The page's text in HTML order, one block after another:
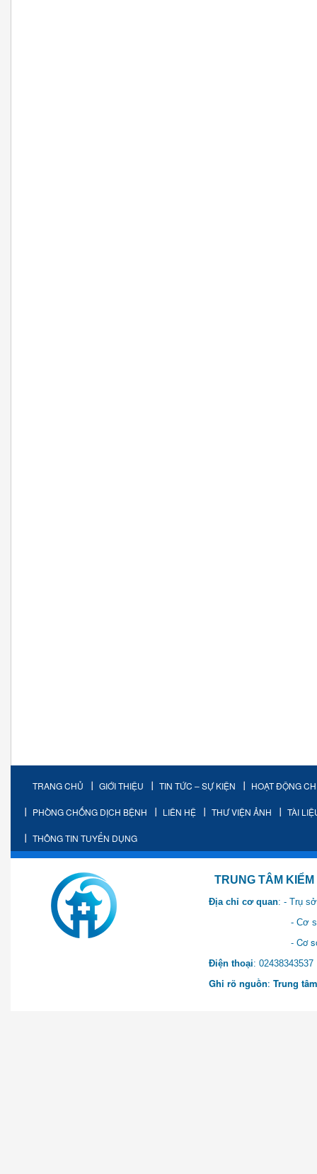
TRANG CHỦ GIỚI THIỆU TIN TỨC – SỰ KIỆN HOẠT ĐỘNG
PHÒNG CHỐNG DỊCH BỆNH LIÊN HỆ THƯ VIỆN ẢNH TÀI
THÔNG TIN TUYỂN DỤNG
TRUNG TÂM KIỂM SOÁT
Địa chỉ cơ quan: - Trụ
- Cơ sở 2: Khu Hành
- Cơ sở 3: Số 1 Ngõ 2
Điện thoại:
Ghi rõ nguồn: Trung